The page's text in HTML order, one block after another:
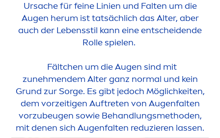
Ursache für feine Linien und Falten um die
Augen herum ist tatsächlich das Alter, aber
auch der Lebensstil kann eine entscheidende
Rolle spielen.
Fältchen um die Augen sind mit
zunehmendem Alter ganz normal und kein
Grund zur Sorge. Es gibt jedoch Möglichkeiten,
dem vorzeitigen Auftreten von Augenfalten
vorzubeugen sowie Behandlungsmethoden,
mit denen sich Augenfalten reduzieren lassen.